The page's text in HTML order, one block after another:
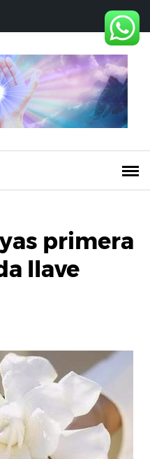
primera
llave